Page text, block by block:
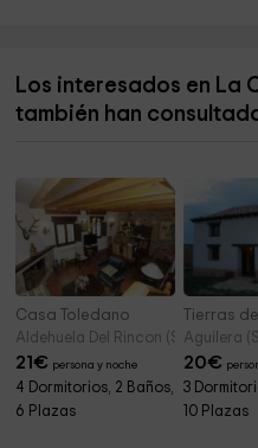
Iglesia de Santa Cristina
Los interesados en La
también han
Casa Toledano
Aldehuela Del Rincon (Soria)
21€ persona y noche
4 Dormitorios, 2 Baños,
6 Plazas
Tierras
Aguilera
20€
3
10 Plazas